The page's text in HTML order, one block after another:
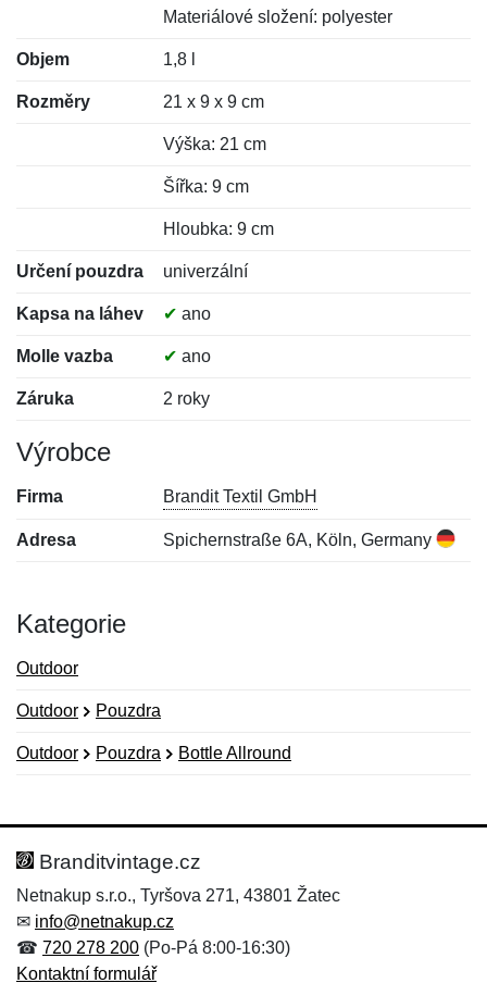
Materiálové složení: polyester
Objem 1,8 l
Rozměry 21 x 9 x 9 cm
Výška: 21 cm
Šířka: 9 cm
Hloubka: 9 cm
Určení pouzdra univerzální
Kapsa na láhev ✔ ano
Molle vazba ✔ ano
Záruka 2 roky
Výrobce
Firma Brandit Textil GmbH
Adresa Spichernstraße 6A, Köln, Germany
Kategorie
Outdoor
Outdoor Pouzdra
Outdoor Pouzdra Bottle Allround
Hodnocení:
Jméno: *
Jméno:
E-mail:*
Branditvintage.cz
Netnakup s.r.o., Tyršova 271, 43801 Žatec
✉ info@netnakup.cz
☎ 720 278 200 (Po-Pá 8:00-16:30)
Kontaktní formulář